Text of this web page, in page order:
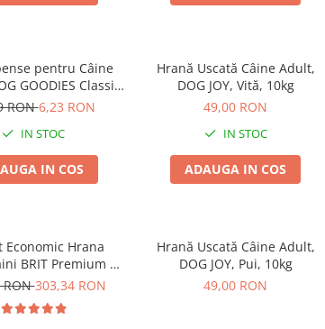
pentru Câine
GOODIES Classic,
Pui și Orez, 100g
RON6,23 RON
IN STOC
IN COS
Hrană Uscată Câine Adult,
DOG JOY, Vită, 10kg
49,00 RON
IN STOC
ADAUGA IN COS
Economic Hrana
BRIT Premium by
Giant Senior
RON303,34 RON
Hrană Uscată Câine Adult,
DOG JOY, Pui, 10kg
49,00 RON